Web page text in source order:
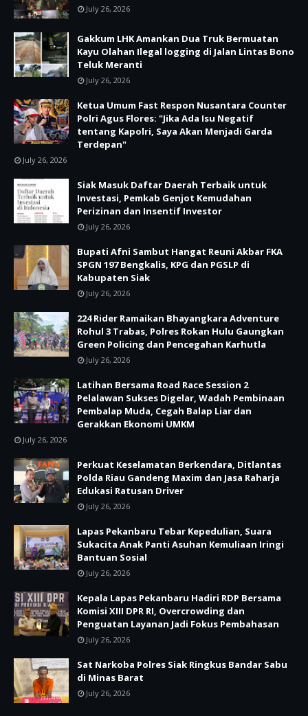
July 26, 2026
Gakkum LHK Amankan Dua Truk Bermuatan
Kayu Olahan Ilegal logging di Jalan Lintas Bono
Teluk Meranti
July 26, 2026
Ketua Umum Fast Respon Nusantara Counter
Polri Agus Flores: "Jika Ada Isu Negatif
tentang Kapolri, Saya Akan Menjadi Garda
Terdepan"
July 26, 2026
Siak Masuk Daftar Daerah Terbaik untuk
Investasi, Pemkab Genjot Kemudahan
Perizinan dan Insentif Investor
July 26, 2026
Bupati Afni Sambut Hangat Reuni Akbar FKA
SPGN 197 Bengkalis, KPG dan PGSLP di
Kabupaten Siak
July 26, 2026
224 Rider Ramaikan Bhayangkara Adventure
Rohul 3 Trabas, Polres Rokan Hulu Gaungkan
Green Policing dan Pencegahan Karhutla
July 26, 2026
Latihan Bersama Road Race Session 2
Pelalawan Sukses Digelar, Wadah Pembinaan
Pembalap Muda, Cegah Balap Liar dan
Gerakkan Ekonomi UMKM
July 26, 2026
Perkuat Keselamatan Berkendara, Ditlantas
Polda Riau Gandeng Maxim dan Jasa Raharja
Edukasi Ratusan Driver
July 26, 2026
Lapas Pekanbaru Tebar Kepedulian, Suara
Sukacita Anak Panti Asuhan Kemuliaan Iringi
Bantuan Sosial
July 26, 2026
Kepala Lapas Pekanbaru Hadiri RDP Bersama
Komisi XIII DPR RI, Overcrowding dan
Penguatan Layanan Jadi Fokus Pembahasan
July 26, 2026
Sat Narkoba Polres Siak Ringkus Bandar Sabu
di Minas Barat
July 26, 2026